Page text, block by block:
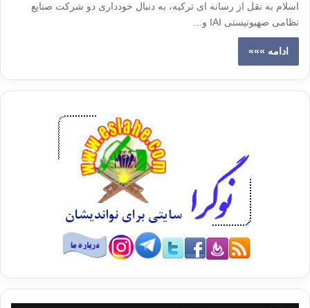
اسلام به نقل از رسانه ای ترکیه، به دنبال خودداری دو شرکت صنایع
نظامی صهیونیستی IAI و…
ادامه »»»